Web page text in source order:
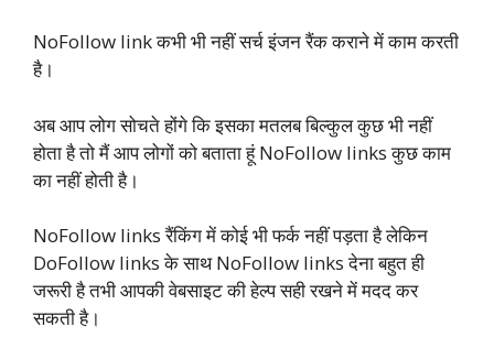
NoFollow link कभी भी नहीं सर्च इंजन रैंक कराने में काम करती
है।
अब आप लोग सोचते होंगे कि इसका मतलब बिल्कुल कुछ भी नहीं
होता है तो मैं आप लोगों को बताता हूं NoFollow links कुछ काम
का नहीं होती है।
NoFollow links रैंकिंग में कोई भी फर्क नहीं पड़ता है लेकिन
DoFollow links के साथ NoFollow links देना बहुत ही
जरूरी है तभी आपकी वेबसाइट की हेल्प सही रखने में मदद कर
सकती है।